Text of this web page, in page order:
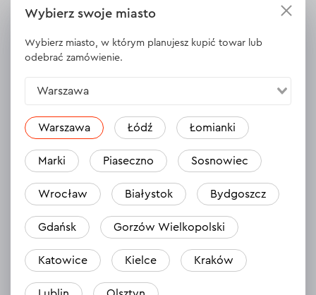
Nikt jeszcze nie zostawił opinii na temat
tego produktu.
Wybierz swoje miasto
Wybierz miasto, w którym planujesz kupić towar lub
odebrać zamówienie.
Warszawa
Warszawa Łódź Łomianki
Marki Piaseczno Sosnowiec
Wrocław Białystok Bydgoszcz
Gdańsk Gorzów Wielkopolski
Katowice Kielce Kraków